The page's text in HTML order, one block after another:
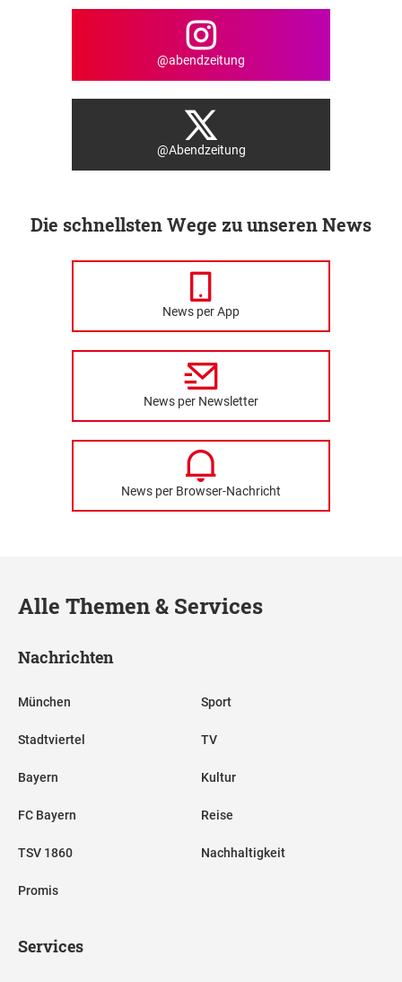
@abendzeitung
@Abendzeitung
Die schnellsten Wege zu unseren News
News per App
News per Newsletter
News per Browser-Nachricht
Alle Themen & Services
Nachrichten
München
Stadtviertel
Bayern
FC Bayern
TSV 1860
Promis
Sport
TV
Kultur
Reise
Nachhaltigkeit
Services